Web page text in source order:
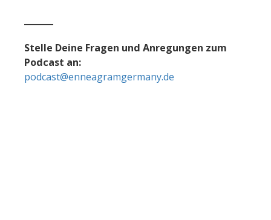
Stelle Deine Fragen und Anregungen zum
Podcast an:
podcast@enneagramgermany.de